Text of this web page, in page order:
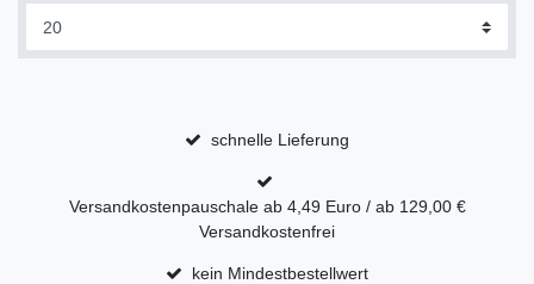
schnelle Lieferung
Versandkostenpauschale ab 4,49 Euro / ab 129,00 €
Versandkostenfrei
kein Mindestbestellwert